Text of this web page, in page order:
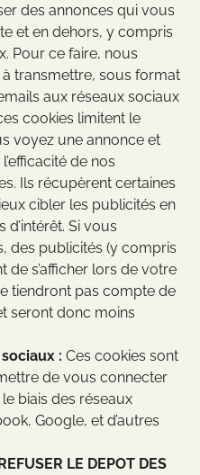
des annonces qui vous
et en dehors, y compris
Pour ce faire, nous
transmettre, sous format
aux réseaux sociaux
cookies limitent le
voyez une annonce et
de nos
Ils récupèrent certaines
cibler les publicités en
Si vous
des publicités (y compris
de s’afficher lors de votre
tiendront pas compte de
seront donc moins
: Ces cookies sont
de vous connecter
biais des réseaux
Google, et d’autres
LE DEPOT DES